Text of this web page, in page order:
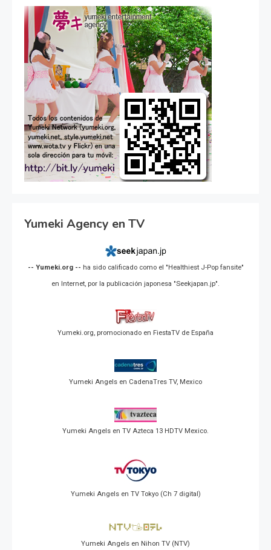
Yumeki Agency en TV
-- Yumeki.org -- ha sido calificado como el "Healthiest J-Pop fansite"
en Internet, por la publicación japonesa "Seekjapan.jp".
Yumeki.org, promocionado en FiestaTV de España
Yumeki Angels en CadenaTres TV, Mexico
Yumeki Angels en TV Azteca 13 HDTV Mexico.
Yumeki Angels en TV Tokyo (Ch 7 digital)
Yumeki Angels en Nihon TV (NTV)